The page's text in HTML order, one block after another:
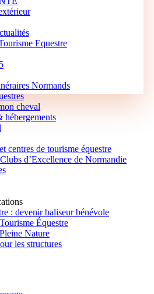
Equestre
Normands
cheval
hébergements
centres de tourisme équestre
d’Excellence de Normandie
: devenir baliseur bénévole
Équestre
Nature
les structures